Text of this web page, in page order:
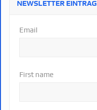
NEWSLETTER EINTRAG
Email
First name